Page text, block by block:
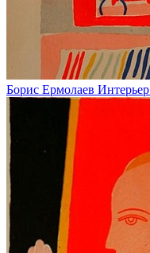
Борис Ермолаев Интерьер